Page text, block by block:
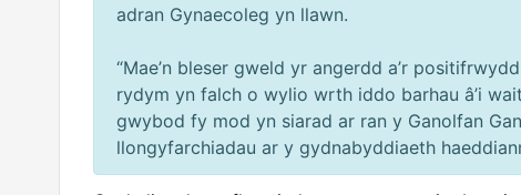
adran Gynaecoleg yn llawn.
“Mae’n bleser gweld yr angerdd a’r
rydym yn falch o wylio wrth iddo barhau â’i
gwybod fy mod yn siarad ar ran y Ganolfan
llongyfarchiadau ar y gydnabyddiaeth